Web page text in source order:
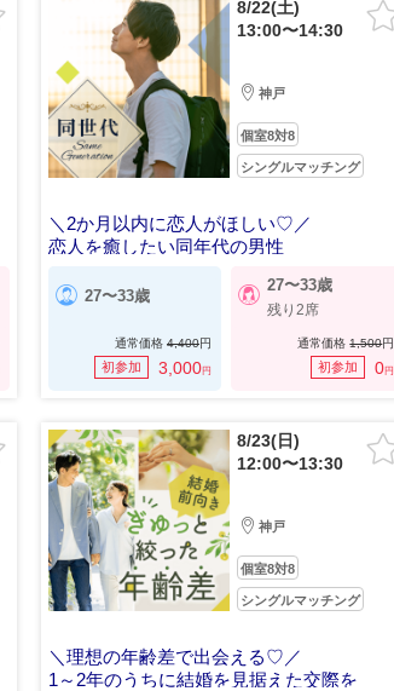
8/22(土)
13:00〜14:30
神戸
個室8対8
シングルマッチング
＼2か月以内に恋人がほしい♡／
恋人を癒したい同年代の男性
27〜33歳
通常価格 4,400円
初参加 3,000円
27〜33歳
残り2席
通常価格1,500円
初参加 0円
8/23(日)
12:00〜13:30
神戸
個室8対8
シングルマッチング
＼理想の年齢差で出会える♡／
1～2年のうちに結婚を見据えた交際を